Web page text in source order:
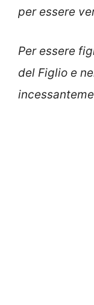
per essere
Per essere
del Figlio e